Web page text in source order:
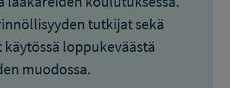
tutkijat sekä
loppukeväästä
muodossa.